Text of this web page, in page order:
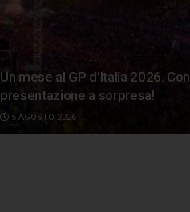
Un mese al GP d’Italia 2026. Con
presentazione a sorpresa!
5 AGOSTO 2026